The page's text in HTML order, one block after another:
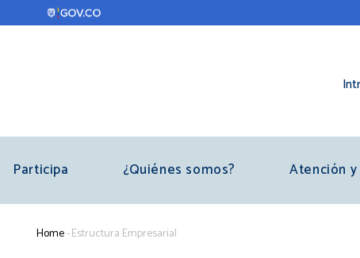
Participa ¿Quiénes somos? Atención
Breadcrumb
Home-Estructura Empresarial